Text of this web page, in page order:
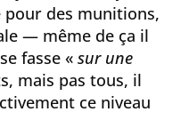
des munitions,
— même de ça il
fasse « sur une
mais pas tous, il
ce niveau